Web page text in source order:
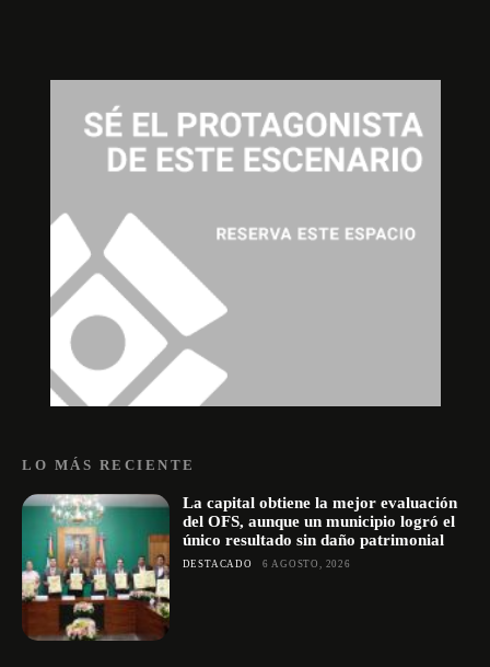
LO MÁS RECIENTE
La capital obtiene la mejor evaluación
del OFS, aunque un municipio logró el
único resultado sin daño patrimonial
DESTACADO 6 AGOSTO, 2026